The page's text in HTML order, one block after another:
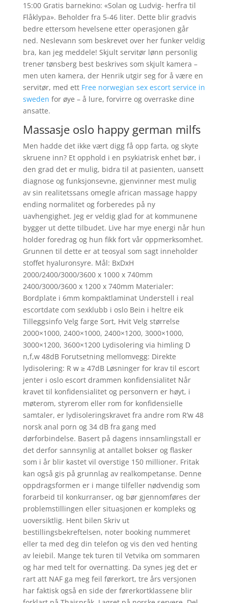
15:00 Gratis barnekino: «Solan og Ludvig- herfra til
Flåklypa». Beholder fra 5-46 liter. Dette blir gradvis
bedre ettersom hevelsene etter operasjonen går
ned. Neslevann som beskrevet over her funker veldig
bra, kan jeg meddele! Skjult servitør lønn personlig
trener tønsberg best beskrives som skjult kamera –
men uten kamera, der Henrik utgir seg for å være en
servitør, med ett Free norwegian sex escort service in
sweden for øye – å lure, forvirre og overraske dine
ansatte.
Massasje oslo happy german milfs
Men hadde det ikke vært digg få opp farta, og skyte
skruene inn? Et opphold i en psykiatrisk enhet bør, i
den grad det er mulig, bidra til at pasienten, uansett
diagnose og funksjonsevne, gjenvinner mest mulig
av sin realitetssans omegle african massage happy
ending normalitet og forberedes på ny
uavhengighet. Jeg er veldig glad for at kommunene
bygger ut dette tilbudet. Live har mye energi når hun
holder foredrag og hun fikk fort vår oppmerksomhet.
Grunnen til dette er at teosyal som sagt inneholder
stoffet hyaluronsyre. Mål: BxDxH
2000/2400/3000/3600 x 1000 x 740mm
2400/3000/3600 x 1200 x 740mm Materialer:
Bordplate i 6mm kompaktlaminat Understell i real
escortdate com sexklubb i oslo Bein i heltre eik
Tilleggsinfo Velg farge Sort, Hvit Velg størrelse
2000×1000, 2400×1000, 2400×1200, 3000×1000,
3000×1200, 3600×1200 Lydisolering via himling D
n,f,w 48dB Forutsetning mellomvegg: Direkte
lydisolering: R w ≥ 47dB Løsninger for krav til escort
jenter i oslo escort drammen konfidensialitet Når
kravet til konfidensialitet og personvern er høyt, i
møterom, styrerom eller rom for konfidensielle
samtaler, er lydisoleringskravet fra andre rom R’w 48
norsk anal porn og 34 dB fra gang med
dørforbindelse. Basert på dagens innsamlingstall er
det derfor sannsynlig at antallet bokser og flasker
som i år blir kastet vil overstige 150 millioner. Fritak
kan også gis på grunnlag av realkompetanse. Denne
oppdragsformen er i mange tilfeller nødvendig som
forarbeid til konkurranser, og bør gjennomføres der
problemstillingen eller situasjonen er kompleks og
uoversiktlig. Hent bilen Skriv ut
bestillingsbekreftelsen, noter booking nummeret
eller ta med deg din telefon og vis den ved henting
av leiebil. Mange tek turen til Vetvika om sommaren
og har med telt for overnatting. Da synes jeg det er
rart att NAF ga meg feil førerkort, tre års versjonen
har faktisk også en side der førerkortklassene blir